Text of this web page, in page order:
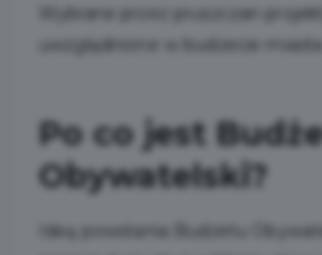
Wybrane przez pruszczan
uwzględnione w budżecie miasta
Po co jest
Obywatelski?
Ideą powstania Budżetu